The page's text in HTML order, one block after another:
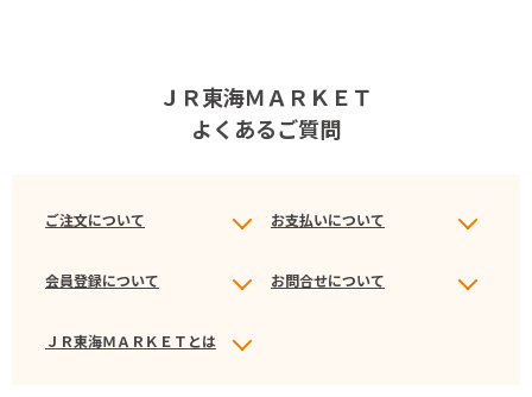
ＪＲ東海ＭＡＲＫＥＴ
よくあるご質問
ご注文について お支払いについて
会員登録について お問合せについて
ＪＲ東海ＭＡＲＫＥＴとは